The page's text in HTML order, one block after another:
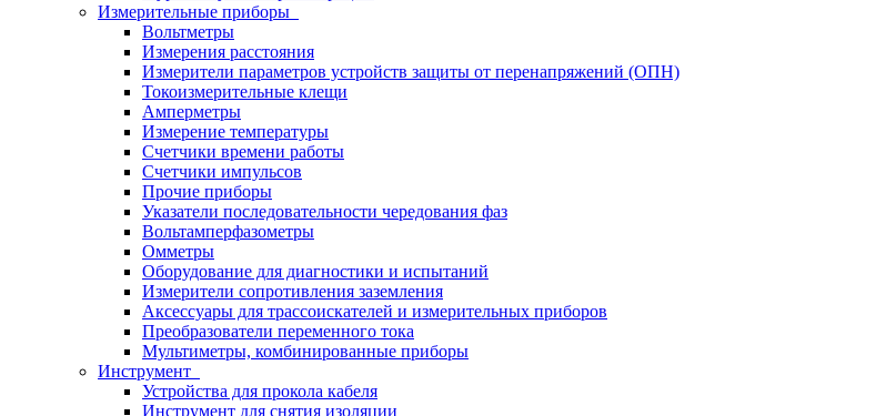
Измерительные приборы
Вольтметры
Измерения расстояния
Измерители параметров устройств защиты от перенапряжений (ОПН)
Токоизмерительные клещи
Амперметры
Измерение температуры
Счетчики времени работы
Счетчики импульсов
Прочие приборы
Указатели последовательности чередования фаз
Вольтамперфазометры
Омметры
Оборудование для диагностики и испытаний
Измерители сопротивления заземления
Аксессуары для трассоискателей и измерительных приборов
Преобразователи переменного тока
Мультиметры, комбинированные приборы
Инструмент
Устройства для прокола кабеля
Инструмент для снятия изоляции